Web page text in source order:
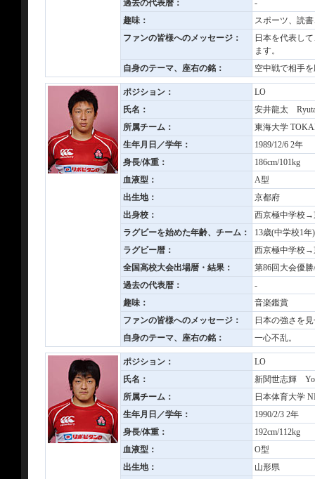
過去の代表暦：
-
趣味：
スポーツ、読
ファンの皆様へのメッセージ：
日本を代表し
ます。
自身のテーマ、座右の銘：
空中戦で相手
ポジション：
LO
氏名：
安井龍太
所属チーム：
東海大学
生年月日／学年：
1989/12/6 2年
身長/体重：
186cm/101kg
血液型：
A型
出生地：
京都府
出身校：
西京極中学校
ラグビーを始めた年齢、チーム：
13歳(中学校1
ラグビー暦：
西京極中学校
全国高校大会出場暦・結果：
第86回大会優
過去の代表暦：
-
趣味：
音楽鑑賞
ファンの皆様へのメッセージ：
日本の強さを
自身のテーマ、座右の銘：
一心不乱。
ポジション：
LO
氏名：
新関世志輝
所属チーム：
日本体育大学
生年月日／学年：
1990/2/3 2年
身長/体重：
192cm/112kg
血液型：
O型
出生地：
山形県